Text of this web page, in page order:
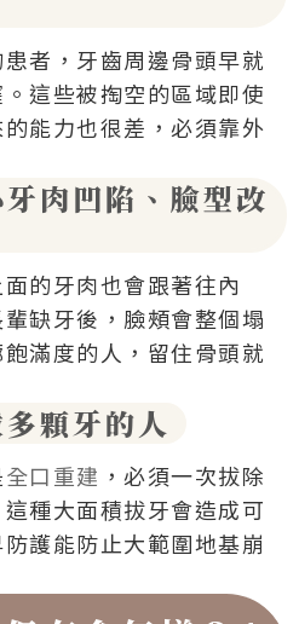
者，牙齒周邊骨頭早就
這些被掏空的區域即使
能力也很差，必須靠外
肉凹陷、臉型改
的牙肉也會跟著往內
缺牙後，臉頰會整個塌
滿度的人，留住骨頭就
顆牙的人
全口重建 ，必須一次拔除
種大面積拔牙會造成可
護能防止大範圍地基崩